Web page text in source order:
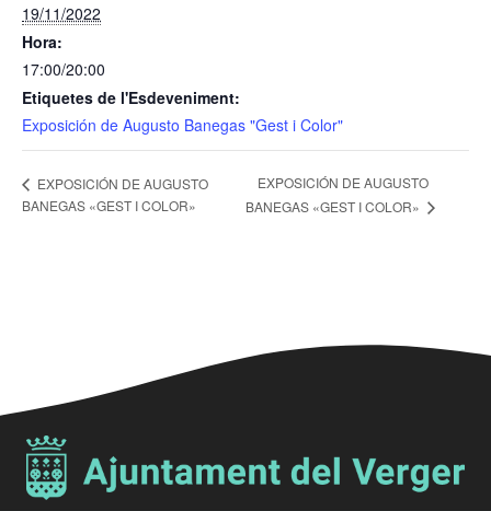
19/11/2022
Hora:
17:00/20:00
Etiquetes de l'Esdeveniment:
Exposición de Augusto Banegas "Gest i Color"
EXPOSICIÓN DE AUGUSTO
BANEGAS «GEST I COLOR»
EXPOSICIÓN DE AUGUSTO
BANEGAS «GEST I COLOR»